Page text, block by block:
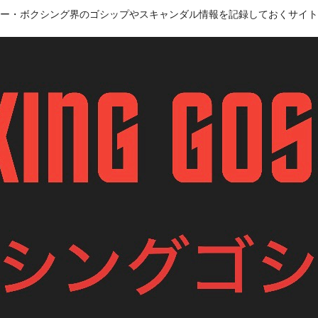
・ボクシング界のゴシップやスキャンダル情報を記録しておくサイ